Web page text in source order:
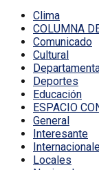
Clima
COLUMNA
Comunicado
Cultural
Deportes
Educación
ESPACIO
General
Interesante
Locales